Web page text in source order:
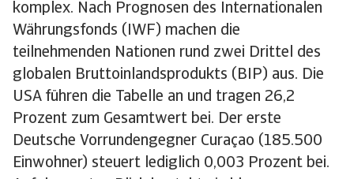
komplex. Nach Prognosen des Internationalen
Währungsfonds (IWF) machen die
teilnehmenden Nationen rund zwei Drittel des
globalen Bruttoinlandsprodukts (BIP) aus. Die
USA führen die Tabelle an und tragen 26,2
Prozent zum Gesamtwert bei. Der erste
Deutsche Vorrundengegner Curaçao (185.500
Einwohner) steuert lediglich 0,003 Prozent bei.